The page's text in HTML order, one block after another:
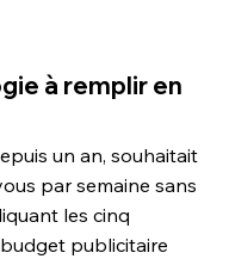
à remplir en
un an, souhaitait
par semaine sans
les cinq
publicitaire